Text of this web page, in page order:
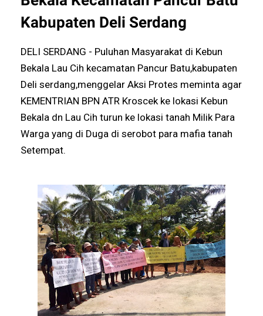
Kabupaten Deli Serdang
DELI SERDANG - Puluhan Masyarakat di Kebun
Bekala Lau Cih kecamatan Pancur Batu,kabupaten
Deli serdang,menggelar Aksi Protes meminta agar
KEMENTRIAN BPN ATR Kroscek ke lokasi Kebun
Bekala dn Lau Cih turun ke lokasi tanah Milik Para
Warga yang di Duga di serobot para mafia tanah
Setempat.